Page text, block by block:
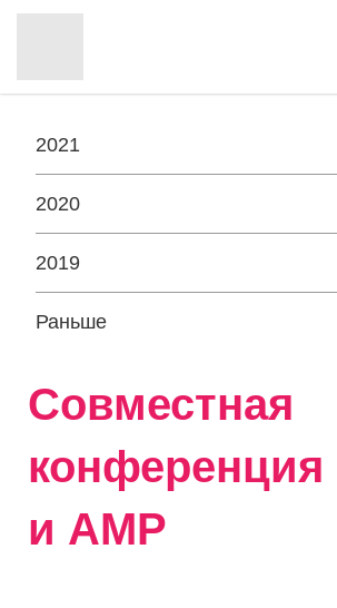
2021
2020
2019
Раньше
Совместная
и АМР